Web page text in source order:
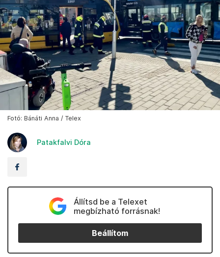
Fotó: Bánáti Anna / Telex
Patakfalvi Dóra
Állítsd be a Telexet
megbízható forrásnak!
Beállítom